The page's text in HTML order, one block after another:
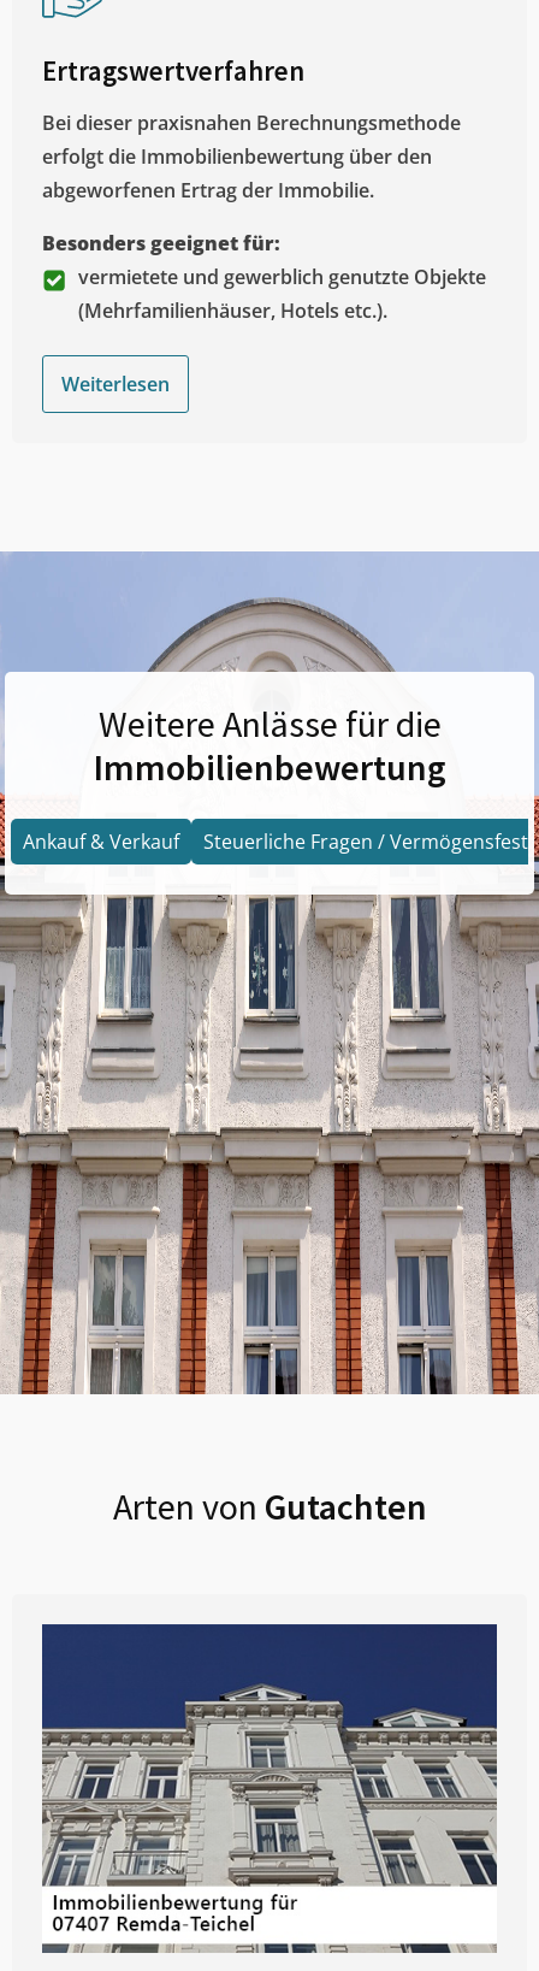
Ertragswertverfahren
Bei dieser praxisnahen Berechnungsmethode
erfolgt die Immobilienbewertung über den
abgeworfenen Ertrag der Immobilie.
Besonders geeignet für:
vermietete und gewerblich genutzte Objekte
(Mehrfamilienhäuser, Hotels etc.).
Weiterlesen
Weitere Anlässe für die
Immobilienbewertung
Ankauf & Verkauf Steuerliche Fragen /
Arten von Gutachten